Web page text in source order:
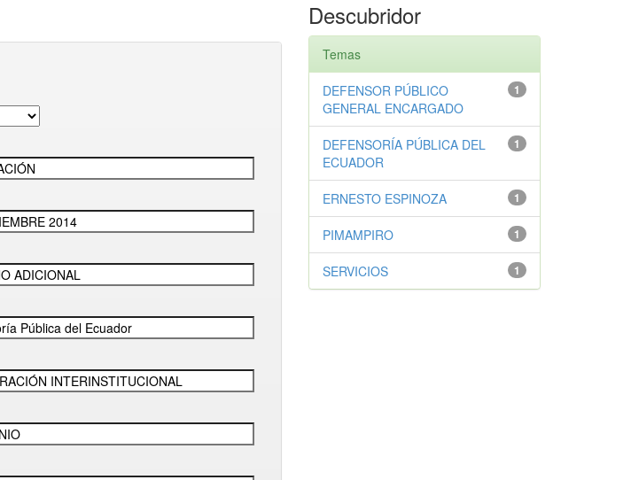
Descubridor
Temas
1
DEFENSOR PÚBLICO
GENERAL ENCARGADO
1
DEFENSORÍA PÚBLICA DEL
ECUADOR
1
ERNESTO ESPINOZA
1
PIMAMPIRO
1
SERVICIOS